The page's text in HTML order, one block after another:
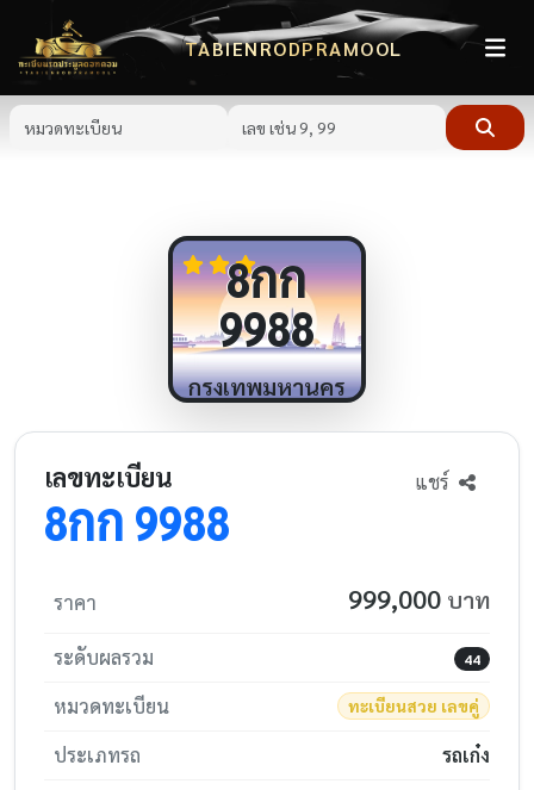
TABIENRODPRAMOOL
8กก
9988
กรุงเทพมหานคร
เลขทะเบียน
8กก 9988
แชร์
ราคา 999,000 บาท
ระดับผลรวม 44
หมวดทะเบียน ทะเบียนสวย เลขคู่
ประเภทรถ
รถเก๋ง